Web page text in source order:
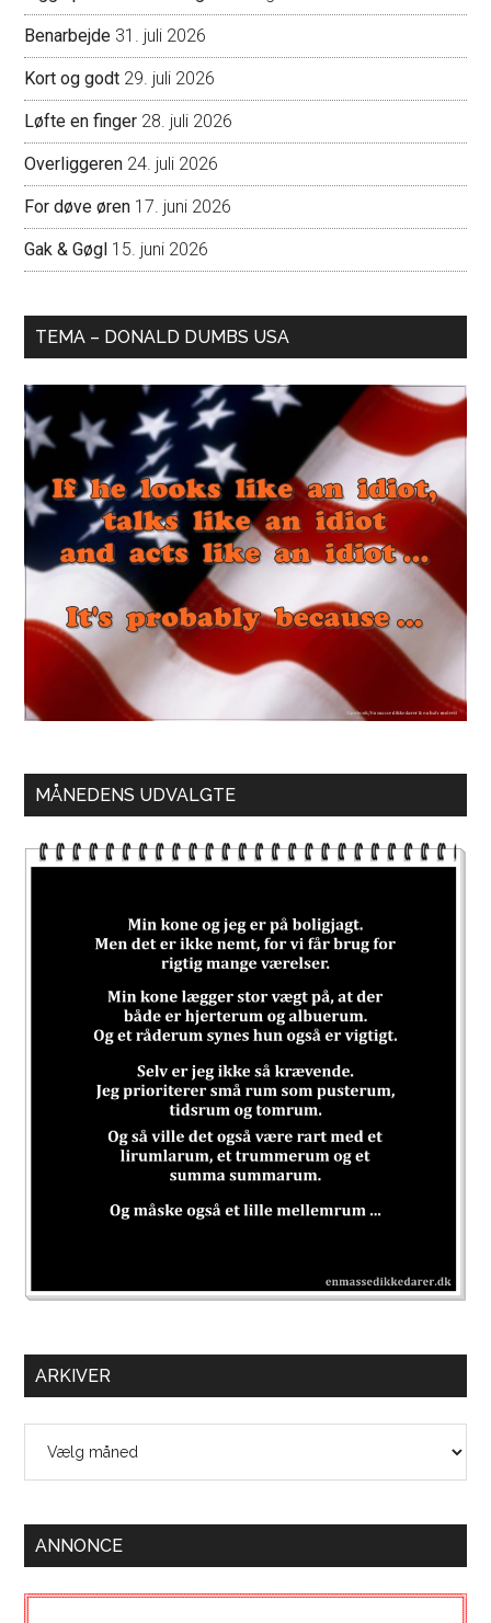
Benarbejde 31. juli 2026
Kort og godt 29. juli 2026
Løfte en finger 28. juli 2026
Overliggeren 24. juli 2026
For døve øren 17. juni 2026
Gak & Gøgl 15. juni 2026
TEMA – DONALD DUMBS USA
MÅNEDENS UDVALGTE
ARKIVER
ANNONCE